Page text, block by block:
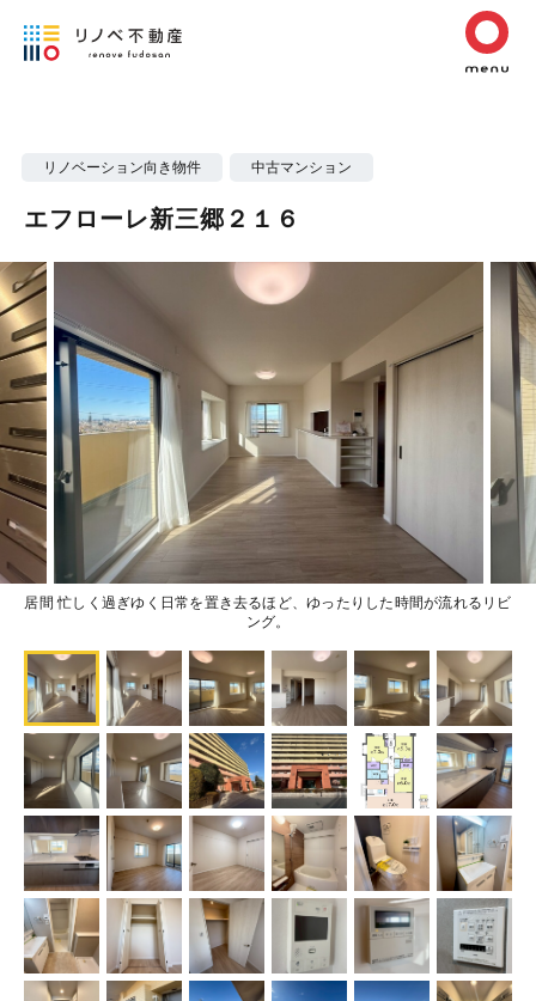
リノベーション向き物件 中古マンション
エフローレ新三郷２１６
居間 忙しく過ぎゆく日常を置き去るほど、ゆったりした時間が流れるリビ
ング。